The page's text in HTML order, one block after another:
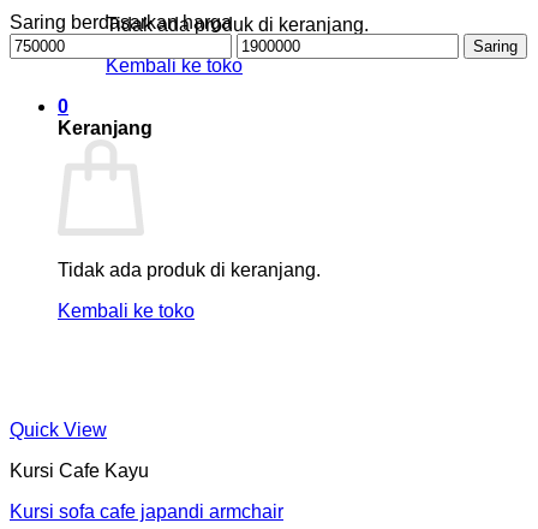
Tidak ada produk di keranjang.
Kembali ke toko
0
Keranjang
Tidak ada produk di keranjang.
Kembali ke toko
Saring berdasarkan harga
Harga
terendah
Harga
tertinggi
Saring
Quick View
Kursi Cafe Kayu
Kursi sofa cafe japandi armchair